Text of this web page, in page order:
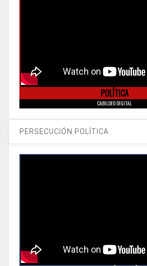
POLÍTICA
CABILDEO DIGITAL
PERSECUCIÓN POLÍTICA